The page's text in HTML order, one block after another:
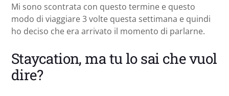
Mi sono scontrata con questo termine e questo
modo di viaggiare 3 volte questa settimana e quindi
ho deciso che era arrivato il momento di parlarne.
Staycation, ma tu lo sai che vuol
dire?